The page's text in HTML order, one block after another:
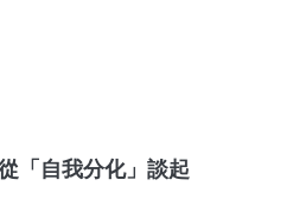
「自我分化」談起